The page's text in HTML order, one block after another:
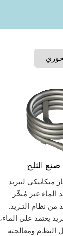
الثلج
ميكانيكي لتبريد
الماء عبر مُبخّر
من نظام التبريد.
يعتمد على الماء،
النظام ومعالجته